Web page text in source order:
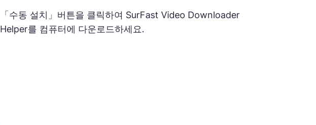
「수동 설치」버튼을 클릭하여 SurFast Video Downloader
Helper를 컴퓨터에 다운로드하세요.